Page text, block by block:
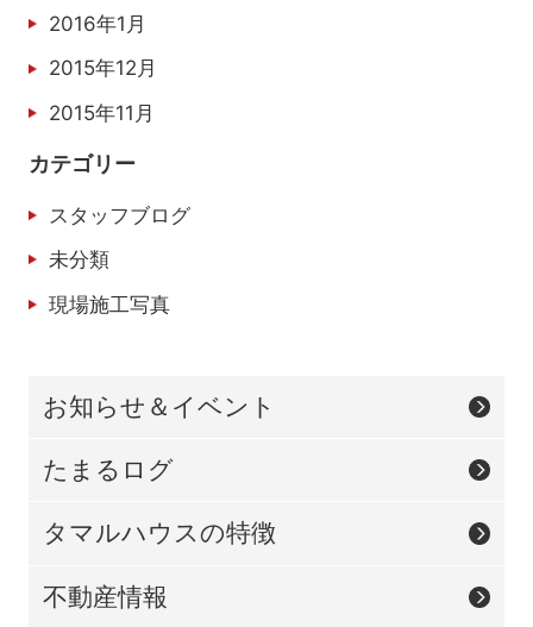
2016年1月
2015年12月
2015年11月
カテゴリー
スタッフブログ
未分類
現場施工写真
お知らせ＆イベント
たまるログ
タマルハウスの特徴
不動産情報